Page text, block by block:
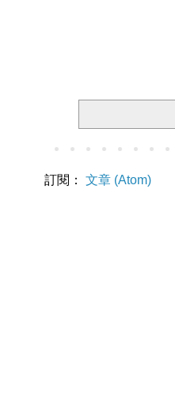
訂閱： 文章 (Atom)